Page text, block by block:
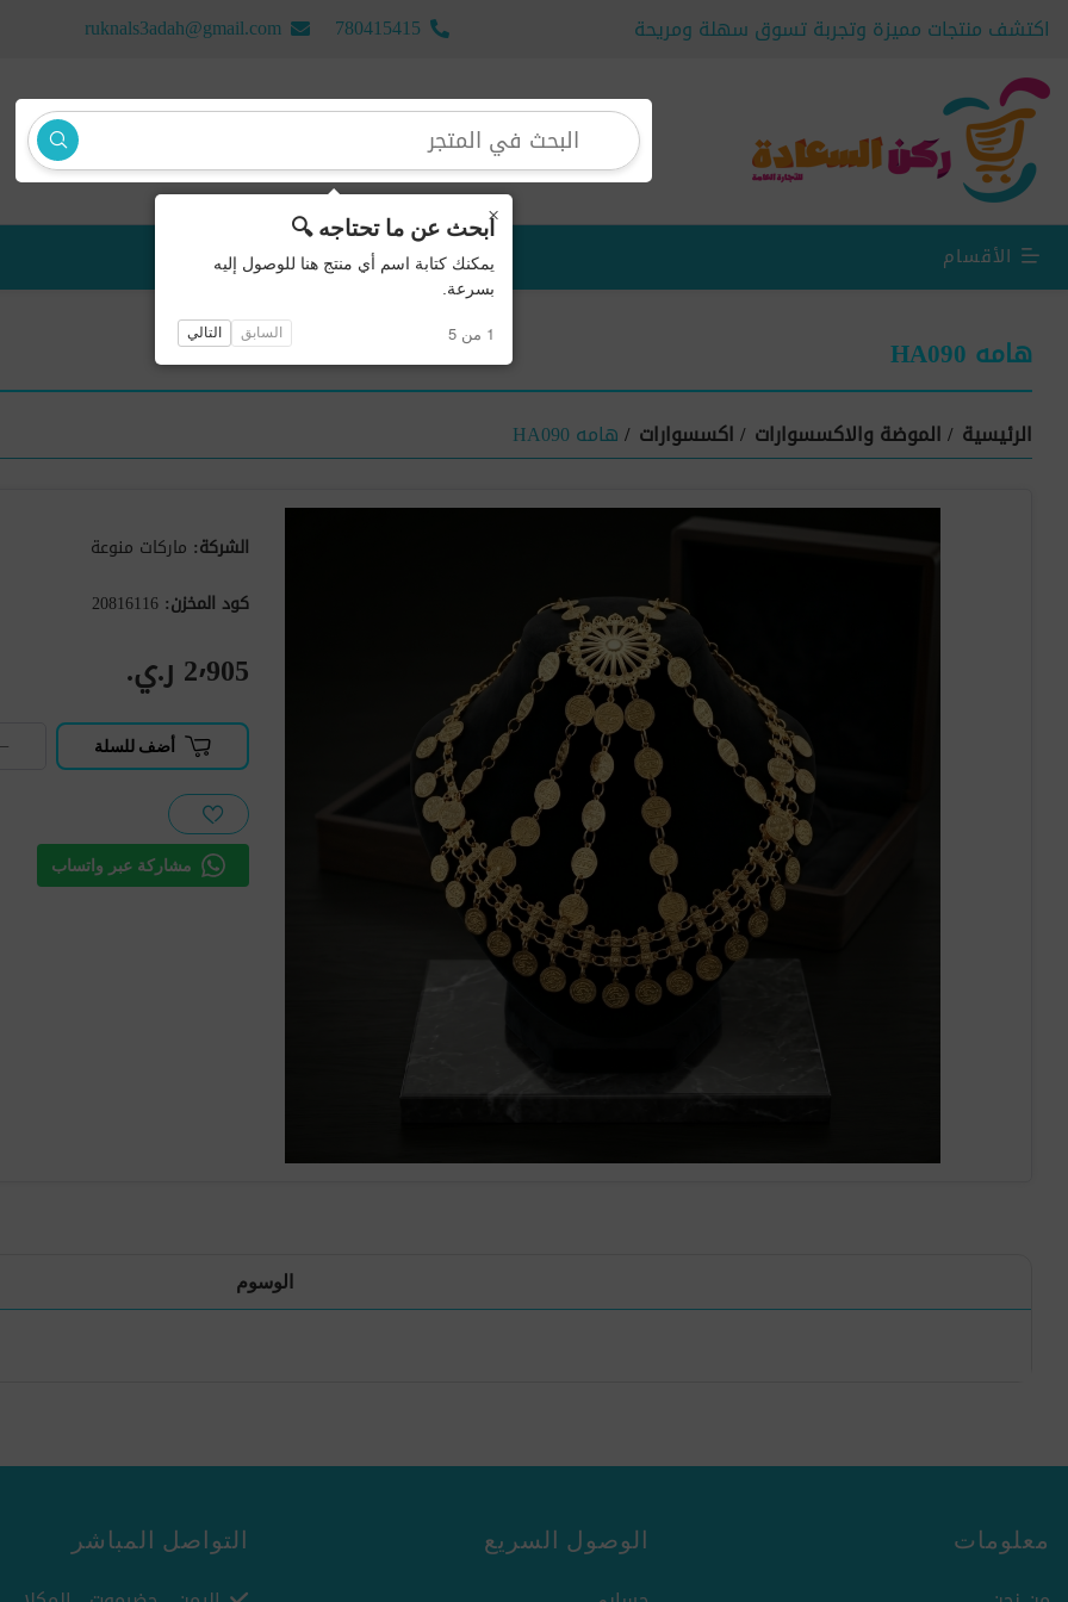
اكتشف منتجات مميزة وتجربة تسوق سهلة ومريحة 780415415
ruknals3adah@gmail.com
الأقسام منتجات جديدة
هامه HA090
الرئيسية /الموضة والاكسسوارات /اكسسوارات /هامه HA090
الشركة: ماركات منوعة
كود المخزن: 20816116
2٬905 ر.ي.‏
أضف للسلة
مشاركة عبر واتساب
الوسوم
معلومات الوصول السريع التواصل المباشر
×ابحث عن ما تحتاجه 🔍
يمكنك كتابة اسم أي منتج هنا للوصول إليه
بسرعة.
1 من 5 السابق التالي